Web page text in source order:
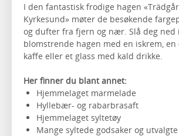
I den fantastisk frodige hagen
Kyrkesund» møter de besøkende
og dufter fra fjern og nær. Slå deg ned
blomstrende hagen med en iskrem, en
kaffe eller et glass med kald drikke.
Her finner du blant annet:
Hjemmelaget marmelade
Hyllebær- og rabarbrasaft
Hjemmelaget syltetøy
Mange syltede godsaker og